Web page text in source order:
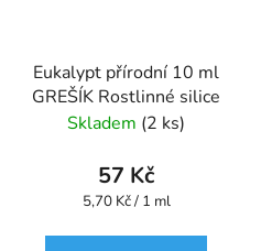
Eukalypt přírodní 10 ml
GREŠÍK Rostlinné silice
Skladem (2 ks)
57 Kč
Měrná
5,70 Kč / 1 ml